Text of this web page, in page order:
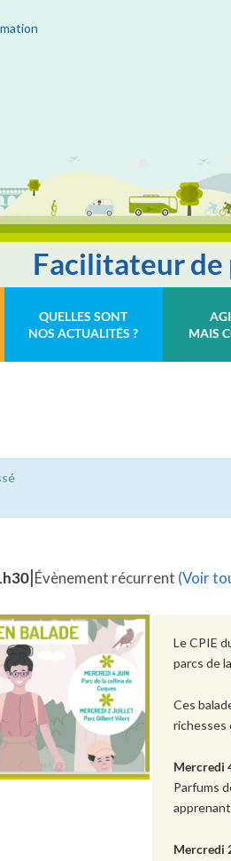
Facilitateur
QUELLES SONT
NOS ACTUALITÉS ?
MAIS
|Évènement récurrent (Voir
Le CPIE
parcs de
Ces
richesses
Mercredi
Parfums
Mercredi